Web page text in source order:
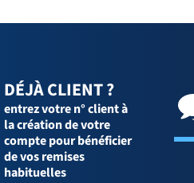
DÉJÀ CLIENT ?
entrez votre n° client à
la création de votre
compte pour bénéficier
de vos remises
habituelles